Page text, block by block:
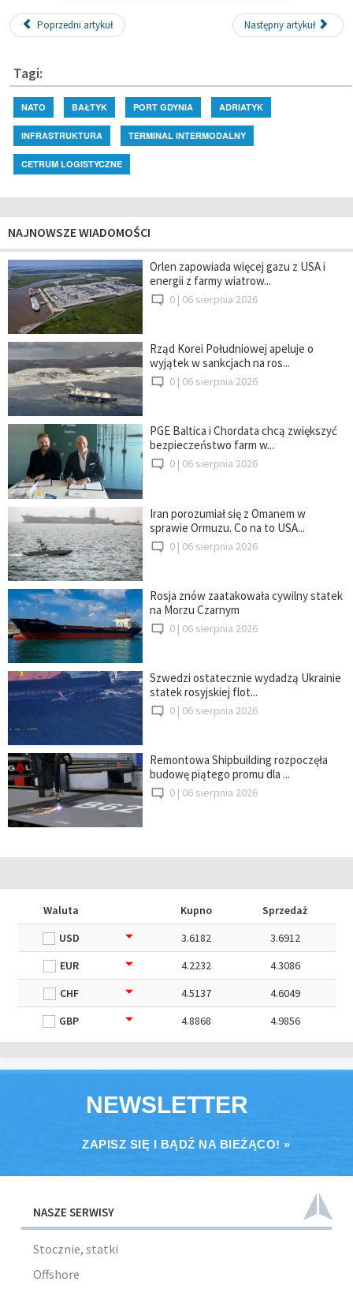
Poprzedni artykuł Następny artykuł
Tagi:
NATO BAŁTYK PORT GDYNIA ADRIATYK
INFRASTRUKTURA TERMINAL INTERMODALNY
CETRUM LOGISTYCZNE
NAJNOWSZE WIADOMOŚCI
Orlen zapowiada więcej gazu z USA i
energii z farmy wiatrow...
0 | 06 sierpnia 2026
Rząd Korei Południowej apeluje o
wyjątek w sankcjach na ros...
0 | 06 sierpnia 2026
PGE Baltica i Chordata chcą zwiększyć
bezpieczeństwo farm w...
0 | 06 sierpnia 2026
Iran porozumiał się z Omanem w
sprawie Ormuzu. Co na to USA...
0 | 06 sierpnia 2026
Rosja znów zaatakowała cywilny statek
na Morzu Czarnym
0 | 06 sierpnia 2026
Szwedzi ostatecznie wydadzą Ukrainie
statek rosyjskiej flot...
0 | 06 sierpnia 2026
Remontowa Shipbuilding rozpoczęła
budowę piątego promu dla ...
0 | 06 sierpnia 2026
Waluta Kupno
Sprzedaż
USD
3.6182
3.6912
EUR
4.2232
4.3086
CHF
4.5137
4.6049
GBP
4.8868 4.9856
NEWSLETTER
ZAPISZ SIĘ I BĄDŹ NA BIEŻĄCO! »
NASZE SERWISY
Stocznie, statki
Offshore